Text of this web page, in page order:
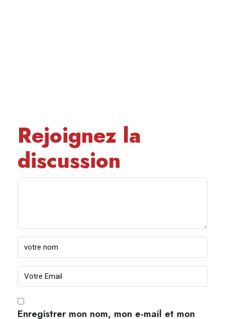
Rejoignez la
discussion
Enregistrer mon nom, mon e-mail et mon